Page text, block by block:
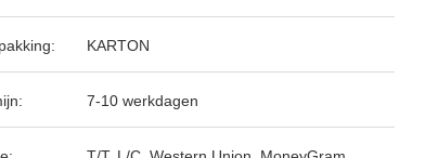
KARTON
7-10 werkdagen